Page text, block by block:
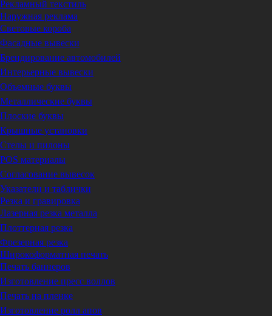
Рекламный текстиль
Наружная реклама
Световые короба
Фасадные вывески
Брендирование автомобилей
Интерьерные вывески
Объемные буквы
Металлические буквы
Плоские буквы
Крышные установки
Стелы и пилоны
POS материалы
Согласование вывесок
Указатели и таблички
Резка и гравировка
Лазерная резка металла
Плоттерная резка
Фрезерная резка
Широкоформатная печать
Печать баннеров
Изготовление пресс воллов
Печать на пленке
Изготовление ролл апов